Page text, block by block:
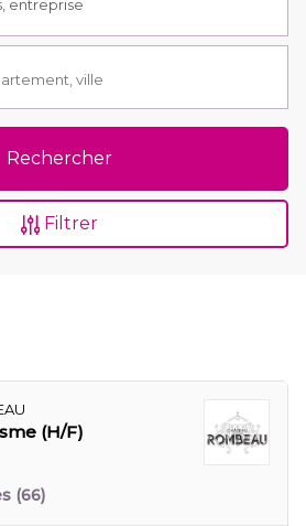
Rechercher
Filtrer
(H/F)
(66)